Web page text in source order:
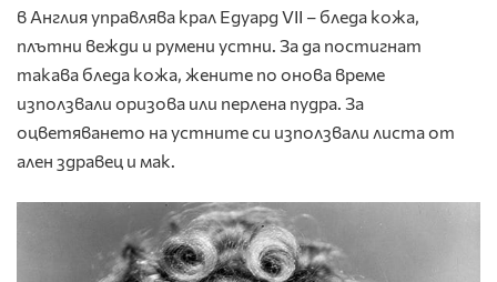
в Англия управлява крал Едуард VII – бледа кожа,
плътни вежди и румени устни. За да постигнат
такава бледа кожа, жените по онова време
използвали оризова или перлена пудра. За
оцветяването на устните си използвали листа от
ален здравец и мак.